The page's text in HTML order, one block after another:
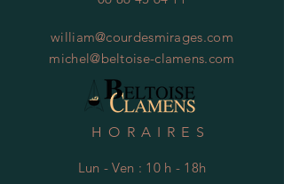
william@courdesmirages.com
michel@beltoise-clamens.com
HORAIRES
Lun - Ven : 10 h - 18h